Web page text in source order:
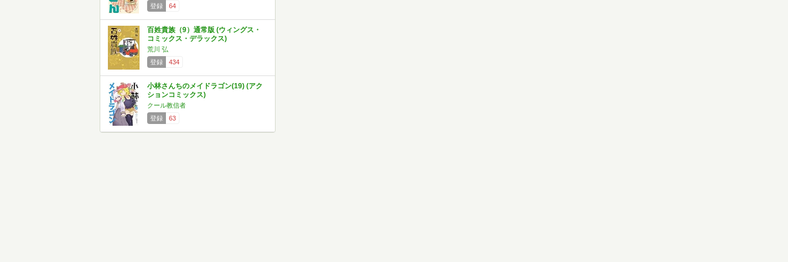
登録 64
百姓貴族（9）通常版 (ウィングス・
コミックス・デラックス)
荒川 弘
登録
434
小林さんちのメイドラゴン(19) (アク
ションコミックス)
クール教信者
登録
63